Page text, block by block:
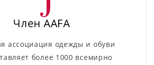
Член AAFA
ассоциация одежды и обуви
более 1000 всемирно